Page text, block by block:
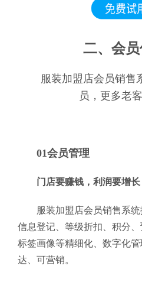
二、会
服装加盟店会员销售
员，更多老
01会员管理
门店要赚钱，利润要增
服装加盟店会员销售系
信息登记、等级折扣、积分
标签画像等精细化、数字化
达、可营销。